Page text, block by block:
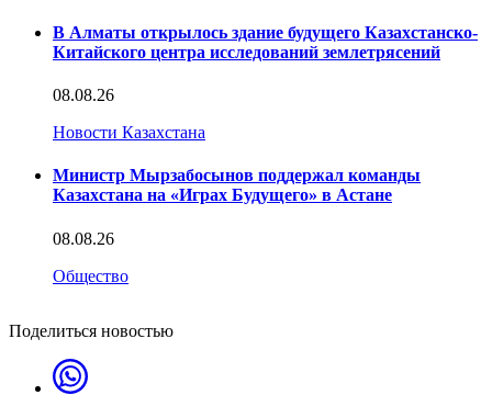
В Алматы открылось здание будущего Казахстанско-
Китайского центра исследований землетрясений
08.08.26
Новости Казахстана
Министр Мырзабосынов поддержал команды
Казахстана на «Играх Будущего» в Астане
08.08.26
Общество
Поделиться новостью